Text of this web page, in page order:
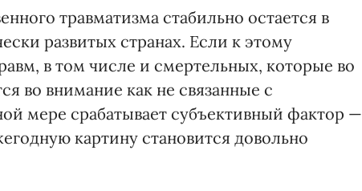
травматизма стабильно остается в
развитых странах. Если к этому
в том числе и смертельных, которые во
во внимание как не связанные с
мере срабатывает субъективный фактор —
картину становится довольно